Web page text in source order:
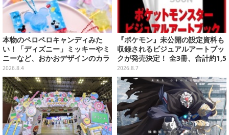
本物のペロペロキャンディみた
い！「ディズニー」ミッキーやミ
ニーなど、おかおデザインのカラ
フルチャーム全10種が8月31日発
売
2026.8.4
『ポケモン』未公開の設定資料も
収録されるビジュアルアートブッ
クが発売決定！ 全3冊、合計約1,5
00ページの大ボリュームでシリー
ズ30年を振り返る
2026.8.7